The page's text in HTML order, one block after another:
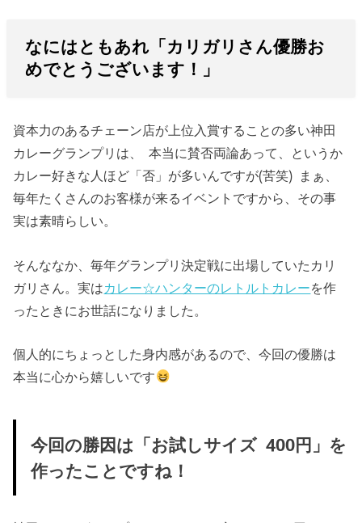
なにはともあれ「カリガリさん優勝お
めでとうございます！」
資本力のあるチェーン店が上位入賞することの多い神田
カレーグランプリは、 本当に賛否両論あって、というか
カレー好きな人ほど「否」が多いんですが(苦笑) まぁ、
毎年たくさんのお客様が来るイベントですから、その事
実は素晴らしい。
そんななか、毎年グランプリ決定戦に出場していたカリ
ガリさん。実はカレー☆ハンターのレトルトカレーを作
ったときにお世話になりました。
個人的にちょっとした身内感があるので、今回の優勝は
本当に心から嬉しいです
今回の勝因は「お試しサイズ 400円」を
作ったことですね！